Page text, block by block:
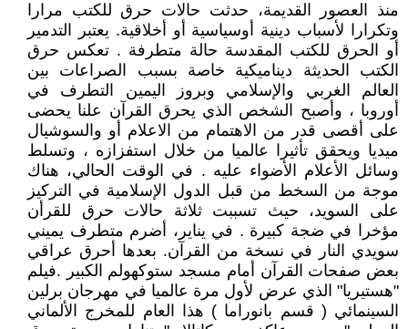
منذ العصور القديمة، حدثت حالات حرق للكتب مرارا
وتكرارا لأسباب دينية أوسياسية أو أخلاقية. يعتبر التدمير
أو الحرق للكتب المقدسة حالة متطرفة . تعكس حرق
الكتب الحديثة ديناميكية خاصة بسبب الصراعات بين
العالم الغربي والإسلامي وبروز اليمين التطرف في
أوروبا ، وأصبح الشخص الذي يحرق القرآن علنا يحضى
على أقصى قدر من الاهتمام من الاعلام أو والسوشيال
ميديا ويحقق تأثيرا عالميا من خلال استفزازه ، وتسلط
وسائل الأعلام الأضواء عليه . في الوقت الحالي، هناك
موجة من السخط من قبل الدول الإسلامية في التركيز
على السويد، حيث تسببت ثلاثة حالات حرق للقرأن
مؤخرا في ضجة كبيرة . في يناير، أضرم متطرف يميني
سويدي النار في نسخة من القرآن. بعدها أحرق عراقي
بعض صفحات القرآن أمام مسجد ستوكهولم الكبير .فيلم
"‏‏هستيريا‏‏" الذي عرض لأول مرة عالميا في مهرجان برلين
السينمائي ( قسم بانوراما ) هذا العام للمخرج الألماني